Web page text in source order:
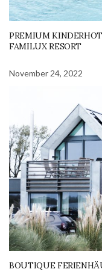
PREMIUM
FAMILUX RESORT
November 24, 2022
BOUTIQUE